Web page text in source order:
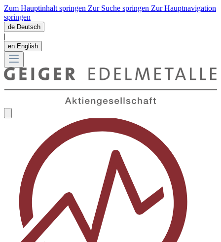
Zum Hauptinhalt springen Zur Suche springen Zur Hauptnavigation
springen
de Deutsch
|
en English